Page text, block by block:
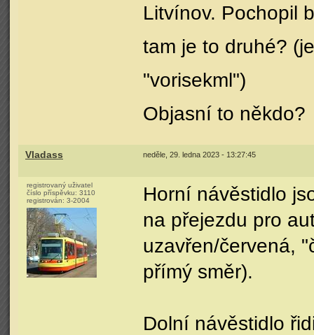
Litvínov. Pochopil
tam je to druhé?
"vorisekml")
Objasní to někdo?
Vladass neděle, 29. ledna 2023 - 13:27:45
registrovaný uživatel
číslo příspěvku: 3110
registrován: 3-2004
Horní návěstidlo
na přejezdu pro
uzavřen/červená,
přímý směr).
Dolní návěstidlo